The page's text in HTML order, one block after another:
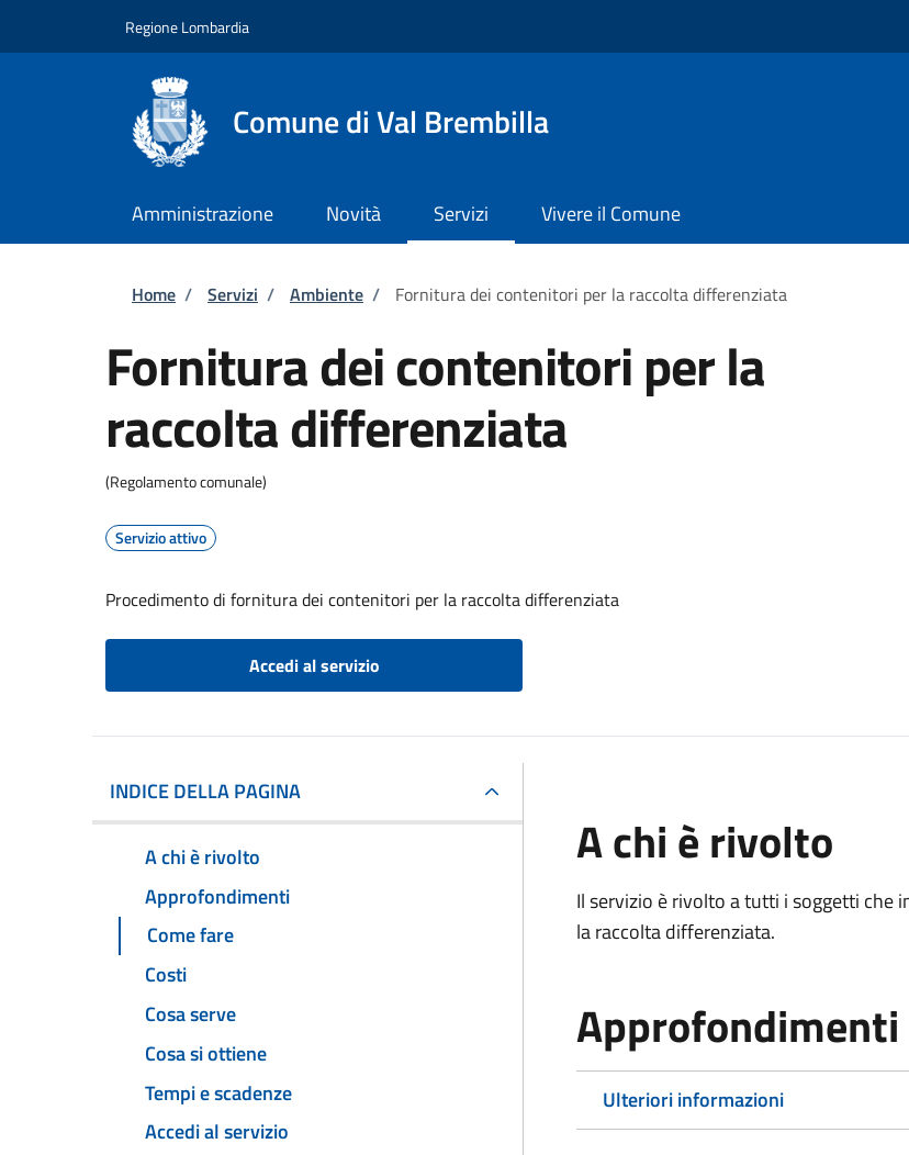
Regione Lombardia
Comune di Val Brembilla
Amministrazione Novità Servizi Vivere il Comune
Briciole di pane
Home / Servizi / Ambiente / Fornitura dei contenitori per la raccolta differenziata
Fornitura dei contenitori per la
raccolta differenziata
(Regolamento comunale)
Servizio attivo
Procedimento di fornitura dei contenitori per la raccolta differenziata
Accedi al servizio
INDICE DELLA PAGINA
A chi è rivolto
Approfondimenti
Come fare
Costi
Cosa serve
Cosa si ottiene
Tempi e scadenze
Accedi al servizio
A chi è rivolto
Il servizio è rivolto a tutti i soggetti
la raccolta differenziata.
Approfondimenti
Ulteriori informazioni